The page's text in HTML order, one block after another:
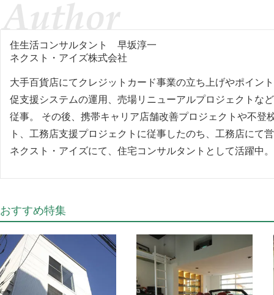
住生活コンサルタント 早坂淳一
ネクスト・アイズ株式会社
大手百貨店にてクレジットカード事業の立ち上げやポイン
促支援システムの運用、売場リニューアルプロジェクトな
従事。 その後、携帯キャリア店舗改善プロジェクトや不登
ト、工務店支援プロジェクトに従事したのち、工務店にて
ネクスト・アイズにて、住宅コンサルタントとして活躍中。
おすすめ特集